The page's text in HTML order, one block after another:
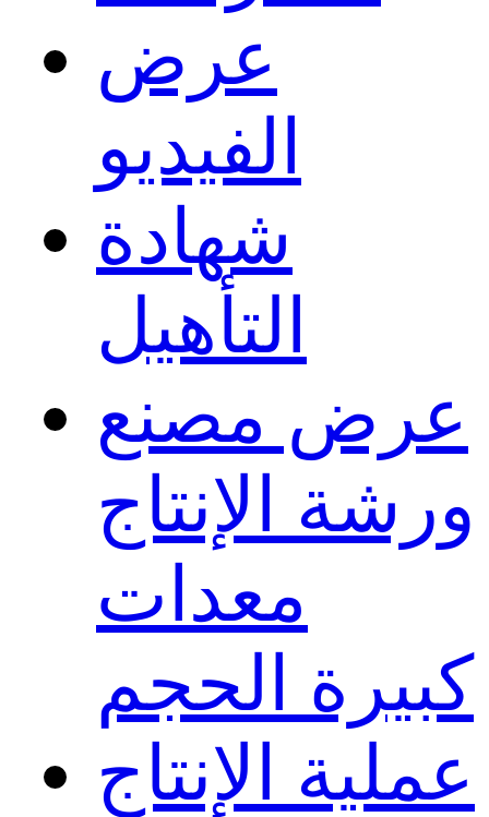
عرض
الفيديو
شهادة
التأهيل
عرض مصنع
ورشة الإنتاج
معدات
كبيرة الحجم
عملية الإنتاج